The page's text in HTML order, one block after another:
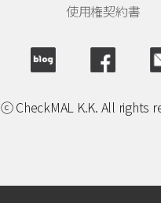
使用権契約書
ⓒ CheckMAL K.K. All rights